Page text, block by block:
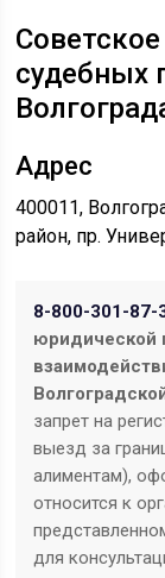
судебных
Адрес
400011,
район, пр.
8-800-301-87-
юридической
запрет на
выезд за
алиментам),
относится к
для